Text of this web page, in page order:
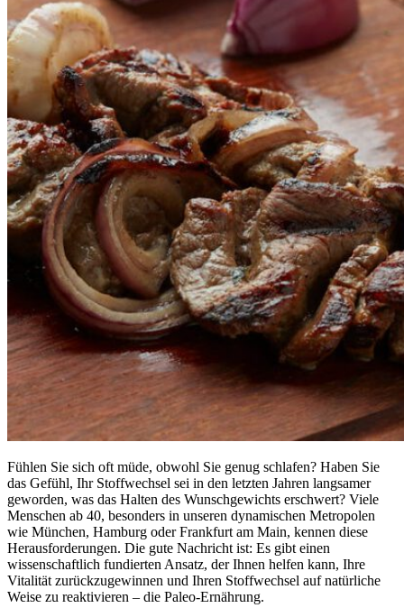
Fühlen Sie sich oft müde, obwohl Sie genug schlafen? Haben Sie
das Gefühl, Ihr Stoffwechsel sei in den letzten Jahren langsamer
geworden, was das Halten des Wunschgewichts erschwert? Viele
Menschen ab 40, besonders in unseren dynamischen Metropolen
wie München, Hamburg oder Frankfurt am Main, kennen diese
Herausforderungen. Die gute Nachricht ist: Es gibt einen
wissenschaftlich fundierten Ansatz, der Ihnen helfen kann, Ihre
Vitalität zurückzugewinnen und Ihren Stoffwechsel auf natürliche
Weise zu reaktivieren – die Paleo-Ernährung.